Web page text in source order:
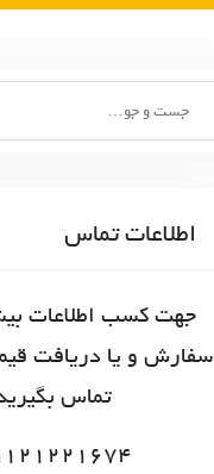
اطلاعات تماس
جهت کسب اطلاعات
سفارش و یا دریافت
تماس